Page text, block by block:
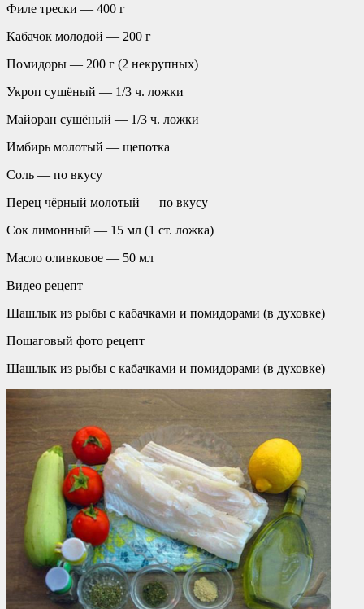
Филе трески — 400 г
Кабачок молодой — 200 г
Помидоры — 200 г (2 некрупных)
Укроп сушёный — 1/3 ч. ложки
Майоран сушёный — 1/3 ч. ложки
Имбирь молотый — щепотка
Соль — по вкусу
Перец чёрный молотый — по вкусу
Сок лимонный — 15 мл (1 ст. ложка)
Масло оливковое — 50 мл
Видео рецепт
Шашлык из рыбы с кабачками и помидорами (в духовке)
Пошаговый фото рецепт
Шашлык из рыбы с кабачками и помидорами (в духовке)